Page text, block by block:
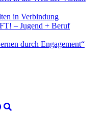
in Verbindung
– Jugend + Beruf
durch Engagement“